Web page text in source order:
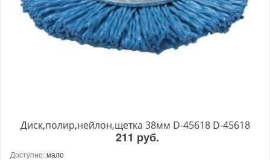
Диск,полир,нейлон,щетка 38мм D-45618 D-45618
211 руб.
Доступно:мало